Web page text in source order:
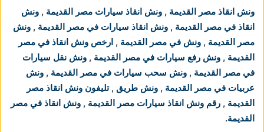
ونش انقاذ مصر القديمة , ونش انقاذ سيارات مصر القديمة , ونش
انقاذ في مصر القديمة , ونش انقاذ سيارات في مصر القديمة , ونش
مصر القديمة , ونش في مصر القديمة , ارخص ونش انقاذ في مصر
القديمة , ونش رفع سيارات في مصر القديمة , ونش نقل سيارات
في مصر القديمة , ونش سحب سيارات في مصر القديمة , ونش
عربيات في مصر القديمة , ونش طريق ,تليفون ونش انقاذ مصر
القديمة , رقم ونش انقاذ سيارات مصر القديمة , ونش انقاذ في مصر
القديمة.